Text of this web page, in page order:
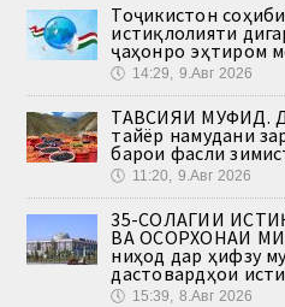
Тоҷикистон
истиқлолияти
ҷаҳонро эҳтиром
🕔 14:29, 9.Авг 2026
ТАВСИЯИ МУФИД.
тайёр намудани
барои фасли
🕔 11:20, 9.Авг 2026
35-СОЛАГИИ
ВА ОСОРХОНАИ
ниҳод дар ҳифзу
дастовардҳои
🕔 15:39, 8.Авг 2026